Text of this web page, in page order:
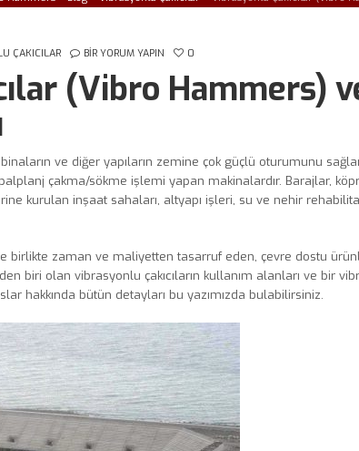
ÇAKICILAR BIR YORUM YAPIN 0
(Vibro Hammers)
ve diğer yapıların zemine çok güçlü oturumunu
çakma/sökme işlemi yapan makinalardır. Barajlar,
kurulan inşaat sahaları, altyapı işleri, su ve nehir
birlikte zaman ve maliyetten tasarruf eden, çevre dostu
biri olan vibrasyonlu çakıcıların kullanım alanları ve bir
hakkında bütün detayları bu yazımızda bulabilirsiniz.